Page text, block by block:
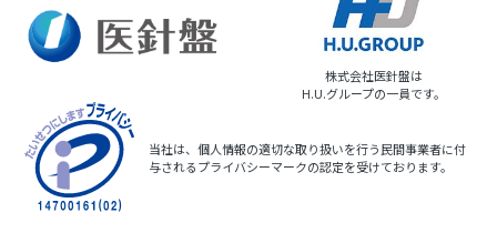
株式会社医針盤は
H.U.グループの一員です。
当社は、個人情報の適切な取り扱いを行う民間事業者に付
与されるプライバシーマークの認定を受けております。